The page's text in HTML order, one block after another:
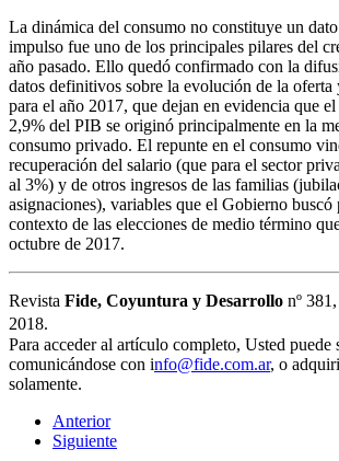
La dinámica del consumo no constituye un
impulso fue uno de los principales pilares del
año pasado. Ello quedó confirmado con la
datos definitivos sobre la evolución de la oferta
para el año 2017, que dejan en evidencia que
2,9% del PIB se originó principalmente en la
consumo privado. El repunte en el consumo
recuperación del salario (que para el sector
al 3%) y de otros ingresos de las familias
asignaciones), variables que el Gobierno buscó
contexto de las elecciones de medio término
octubre de 2017.
Revista Fide, Coyuntura y Desarrollo nº
2018.
Para acceder al artículo completo, Usted puede
comunicándose con info@fide.com.ar, o
solamente.
Anterior
Siguiente